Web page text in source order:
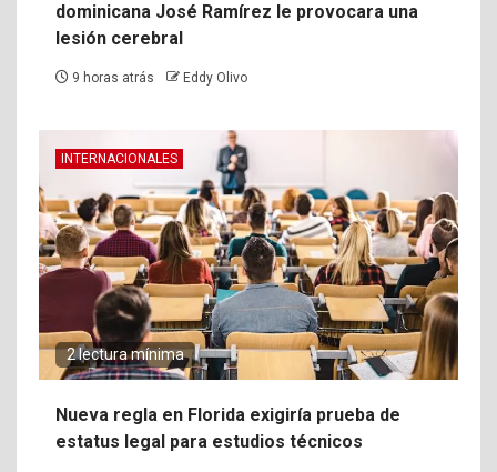
dominicana José Ramírez le provocara una
lesión cerebral
9 horas atrás Eddy Olivo
INTERNACIONALES
2 lectura mínima
Nueva regla en Florida exigiría prueba de
estatus legal para estudios técnicos